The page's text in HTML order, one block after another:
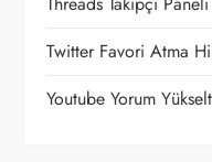
i
Twitter Favori Atma
Youtube Yorum